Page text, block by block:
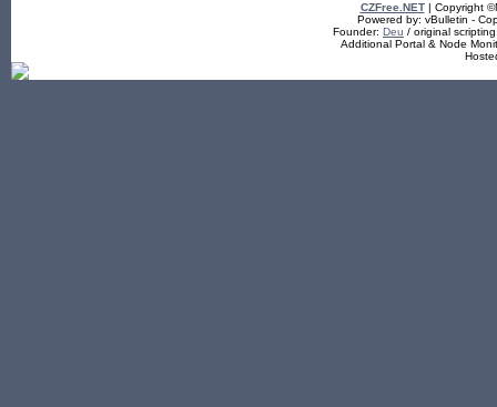
CZFree.NET| Copyright
Powered by: vBulletin -
Founder: Deu / original
Additional Portal & Node